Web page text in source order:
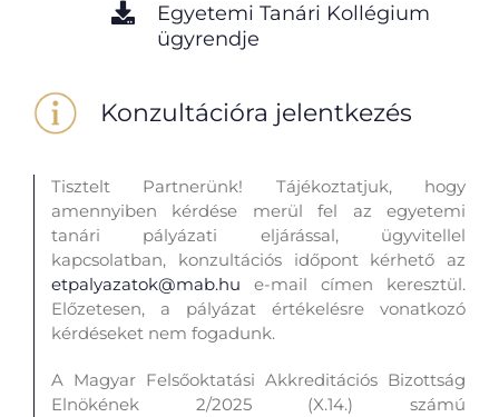
Egyetemi Tanári Kollégium
ügyrendje
Konzultációra jelentkezés
Tisztelt Partnerünk! Tájékoztatjuk, hogy
amennyiben kérdése merül fel az egyetemi
tanári pályázati eljárással, ügyvitellel
kapcsolatban, konzultációs időpont kérhető az
etpalyazatok@mab.hu e-mail címen keresztül.
Előzetesen, a pályázat értékelésre vonatkozó
kérdéseket nem fogadunk.
A Magyar Felsőoktatási Akkreditációs Bizottság
Elnökének 2/2025 (X.14.) számú